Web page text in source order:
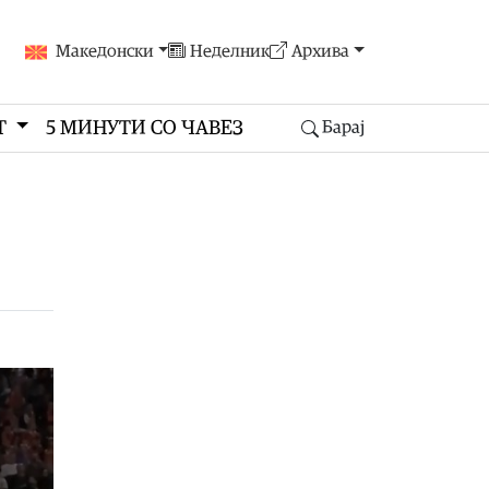
Македонски Неделник Архива
5 МИНУТИ СО ЧАВЕЗ Барај